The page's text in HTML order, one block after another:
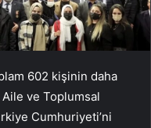
602 kişinin daha
Aile ve Toplumsal
Cumhuriyeti’ni